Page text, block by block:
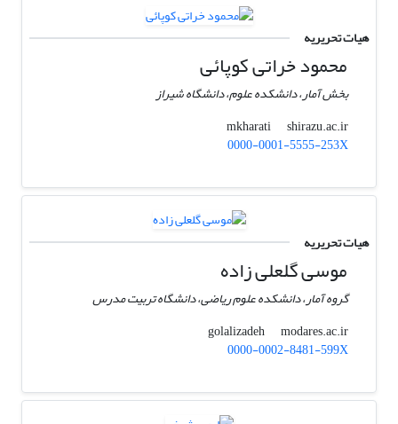
هیات تحریریه
محمود خراتی کوپائی
بخش آمار، دانشکده علوم، دانشگاه شیراز
mkharati
shirazu.ac.ir
0000-0001-5555-253X
هیات تحریریه
موسی گلعلی زاده
گروه آمار، دانشکده علوم ریاضی، دانشگاه تربیت مدرس
golalizadeh
modares.ac.ir
0000-0002-8481-599X